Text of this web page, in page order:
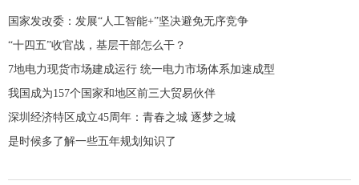
国家发改委：发展“人工智能+”坚决避免无序竞争
“十四五”收官战，基层干部怎么干？
7地电力现货市场建成运行 统一电力市场体系加速成型
我国成为157个国家和地区前三大贸易伙伴
深圳经济特区成立45周年：青春之城 逐梦之城
是时候多了解一些五年规划知识了